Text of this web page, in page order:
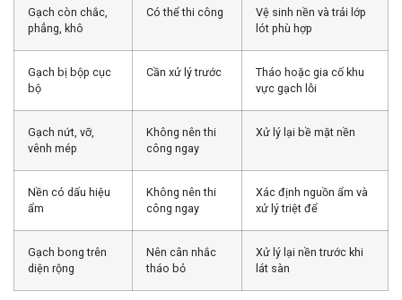
Gạch còn chắc,
phẳng, khô
Có thể thi công
Vệ sinh nền và trải lớp
lót phù hợp
Gạch bị bộp cục
bộ
Cần xử lý trước
Tháo hoặc gia cố khu
vực gạch lỗi
Gạch nứt, vỡ,
vênh mép
Không nên thi
công ngay
Xử lý lại bề mặt nền
Nền có dấu hiệu
ẩm
Không nên thi
công ngay
Xác định nguồn ẩm và
xử lý triệt để
Gạch bong trên
diện rộng
Nên cân nhắc
tháo bỏ
Xử lý lại nền trước khi
lát sàn